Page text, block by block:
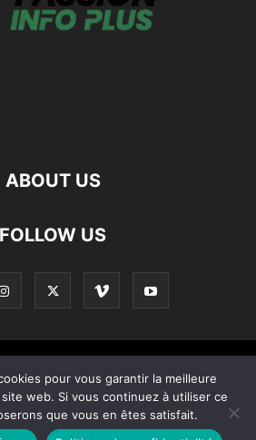
ABOUT US
FOLLOW US
Home
pour vous garantir la meilleure
web. Si vous continuez à utiliser ce
que vous en êtes satisfait.